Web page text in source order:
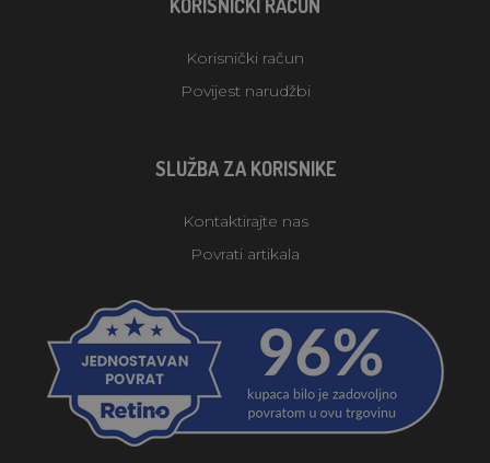
KORISNIČKI RAČUN
Korisnički račun
Povijest narudžbi
SLUŽBA ZA KORISNIKE
Kontaktirajte nas
Povrati artikala